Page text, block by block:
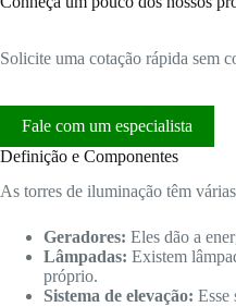
Solicite uma cotação rápida sem
Fale com um especialista
Definição e Componentes
As torres de iluminação têm
Geradores: Eles dão a
Lâmpadas: Existem
próprio.
Sistema de elevação: Esse